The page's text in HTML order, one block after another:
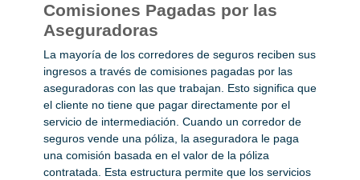
Comisiones Pagadas por las
Aseguradoras
La mayoría de los corredores de seguros reciben sus
ingresos a través de comisiones pagadas por las
aseguradoras con las que trabajan. Esto significa que
el cliente no tiene que pagar directamente por el
servicio de intermediación. Cuando un corredor de
seguros vende una póliza, la aseguradora le paga
una comisión basada en el valor de la póliza
contratada. Esta estructura permite que los servicios